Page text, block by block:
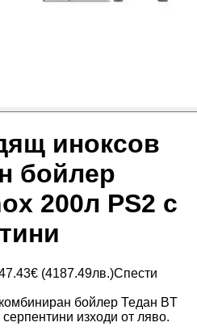
иноксов
бойлер
200л PS2 с
€ (4187.49лв.)Спести
бойлер Тедан BT
изходи от ляво.